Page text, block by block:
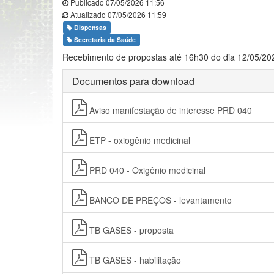
Publicado 07/05/2026 11:56
Atualizado 07/05/2026 11:59
Dispensas
Secretaria da Saúde
Recebimento de propostas até 16h30 do dia 12/05/
Documentos para download
Aviso manifestação de interesse PRD 040
ETP - oxiogênio medicinal
PRD 040 - Oxigênio medicinal
BANCO DE PREÇOS - levantamento
TB GASES - proposta
TB GASES - habilitação